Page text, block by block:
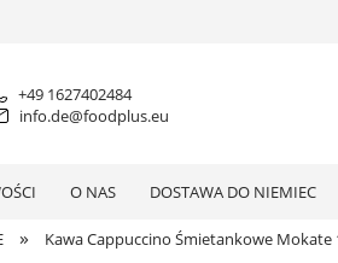
+49 1627402484
info.de@foodplus.eu
O NAS DOSTAWA DO NIEMIEC
» Kawa Cappuccino Śmietankowe Mokate